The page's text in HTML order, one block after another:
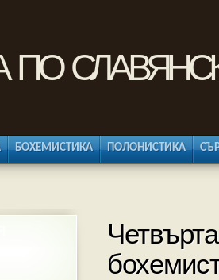
по
БОХЕМИСТИКА ПОЛОНИСТИКА